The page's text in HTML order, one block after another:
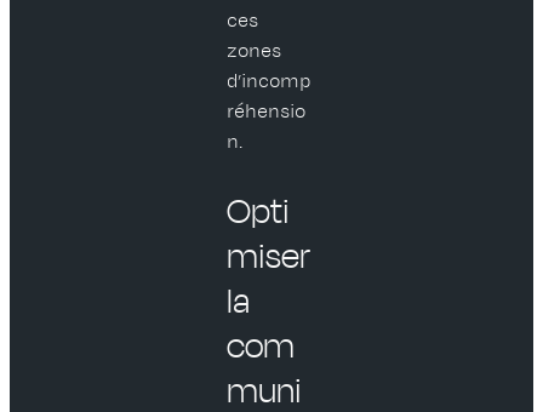
ces
zones
d’incomp
réhensio
n.
Opti
miser
la
com
muni